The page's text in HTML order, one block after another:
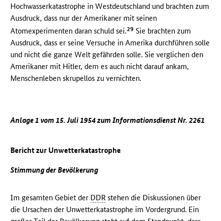
Hochwasserkatastrophe in Westdeutschland und brachten zum
Ausdruck, dass nur der Amerikaner mit seinen
Atomexperimenten daran schuld sei.29 Sie brachten zum
Ausdruck, dass er seine Versuche in Amerika durchführen solle
und nicht die ganze Welt gefährden solle. Sie verglichen den
Amerikaner mit Hitler, dem es auch nicht darauf ankam,
Menschenleben skrupellos zu vernichten.
Anlage 1 vom 15. Juli 1954 zum Informationsdienst Nr. 2261
Bericht zur Unwetterkatastrophe
Stimmung der Bevölkerung
Im gesamten Gebiet der DDR stehen die Diskussionen über
die Ursachen der Unwetterkatastrophe im Vordergrund. Ein